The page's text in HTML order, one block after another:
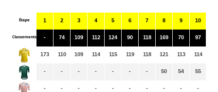
Étape
Classements
1
-
173
-
-
2
74
110
-
-
3
109
109
-
-
4
112
114
-
-
5
124
115
-
-
6
90
119
-
-
7
118
118
-
-
8
169
121
50
-
9
70
113
54
-
10
97
114
55
-